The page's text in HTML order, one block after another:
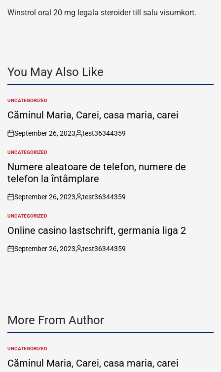
Winstrol oral 20 mg legala steroider till salu visumkort.
You May Also Like
POSTED
IN
UNCATEGORIZED
Căminul Maria, Carei, casa maria, carei
on
September 26, 2023
Posted
test36344359
POSTED
IN
UNCATEGORIZED
Numere aleatoare de telefon, numere de
telefon la întâmplare
on
September 26, 2023
Posted
test36344359
POSTED
IN
UNCATEGORIZED
Online casino lastschrift, germania liga 2
on
September 26, 2023
Posted
test36344359
More From Author
POSTED
IN
UNCATEGORIZED
Căminul Maria, Carei, casa maria, carei